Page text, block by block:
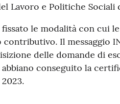
Lavoro e Politiche Sociali
fissato le modalità con cui
contributivo. Il messaggio
delle domande di
conseguito la